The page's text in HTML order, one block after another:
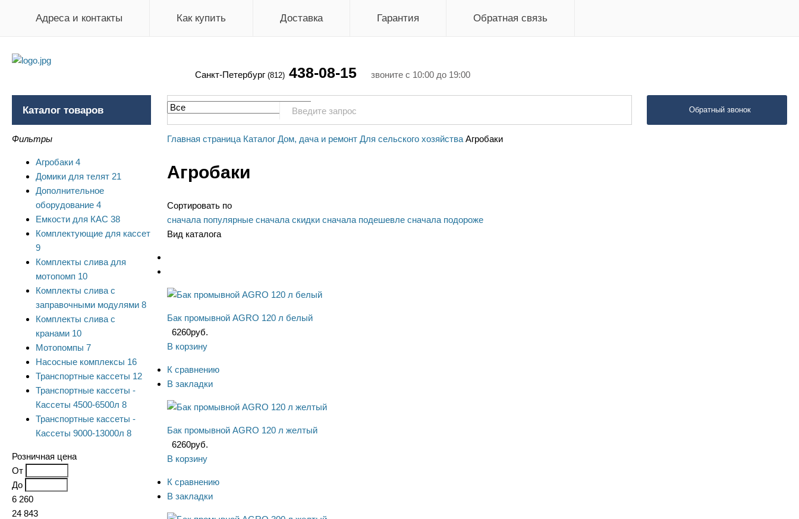
Адреса и контакты Как купить Доставка Гарантия Обратная связь
Санкт-Петербург (812) 438-08-15 звоните с 10:00 до 19:00
Каталог товаров Обратный звонок
Фильтры
Агробаки 4
Домики для телят 21
Дополнительное
оборудование 4
Емкости для КАС 38
Комплектующие для кассет
9
Комплекты слива для
мотопомп 10
Комплекты слива с
заправочными модулями 8
Комплекты слива с
кранами 10
Мотопомпы 7
Насосные комплексы 16
Транспортные кассеты 12
Транспортные кассеты -
Кассеты 4500-6500л 8
Транспортные кассеты -
Кассеты 9000-13000л 8
Розничная цена
От
До
6 260
24 843
Главная страница Каталог Дом, дача и ремонт Для сельского хозяйства Агробаки
Агробаки
Сортировать по
сначала популярные сначала скидки сначала подешевле сначала подороже
Вид каталога
Бак промывной AGRO 120 л белый
6260руб.
В корзину
К сравнению
В закладки
Бак промывной AGRO 120 л желтый
6260руб.
В корзину
К сравнению
В закладки